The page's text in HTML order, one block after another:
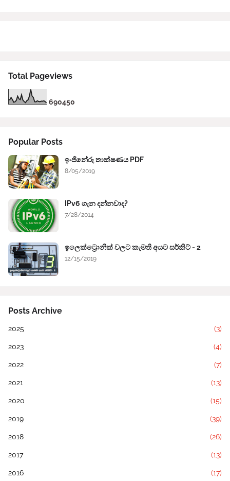
Total Pageviews
690450
Popular Posts
ඉංජිනේරු තාක්ෂණය PDF
8/05/2019
IPv6 ගැන දන්නවාද?
7/28/2014
ඉලෙක්ට්‍රොනික් වලට කැමති අයට සර්කිට් - 2
12/15/2019
Posts Archive
2025 (3)
2023 (4)
2022 (7)
2021 (13)
2020 (15)
2019 (39)
2018 (26)
2017 (13)
2016 (17)